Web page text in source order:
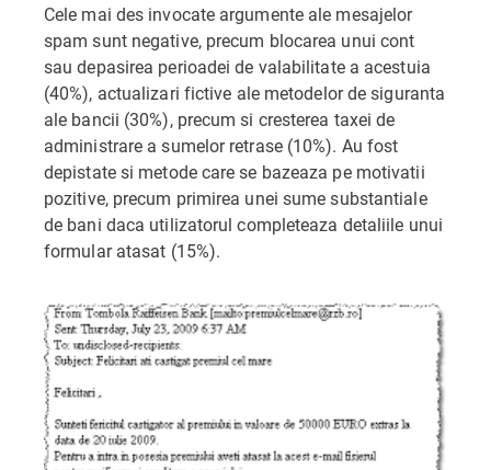
Cele mai des invocate argumente ale mesajelor
spam sunt negative, precum blocarea unui cont
sau depasirea perioadei de valabilitate a acestuia
(40%), actualizari fictive ale metodelor de siguranta
ale bancii (30%), precum si cresterea taxei de
administrare a sumelor retrase (10%). Au fost
depistate si metode care se bazeaza pe motivatii
pozitive, precum primirea unei sume substantiale
de bani daca utilizatorul completeaza detaliile unui
formular atasat (15%).